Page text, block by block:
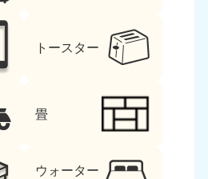
トースター
畳
ウォーター